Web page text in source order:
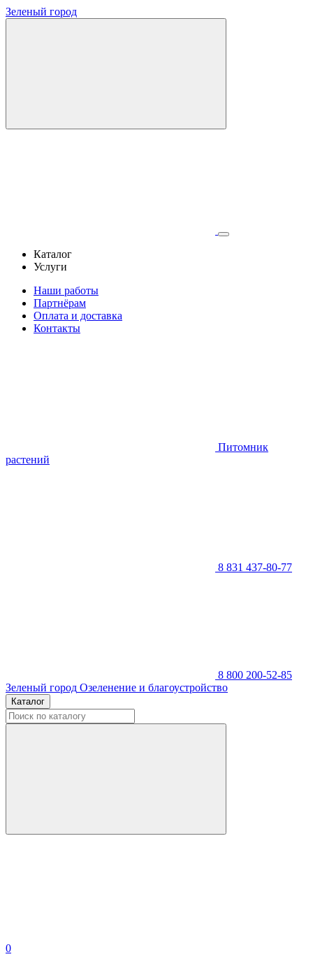
Зеленый город
Каталог
Услуги
Наши работы
Партнёрам
Оплата и доставка
Контакты
Питомник
растений
8 831 437-80-77
8 800 200-52-85
Зеленый город Озеленение и благоустройство
Каталог
0